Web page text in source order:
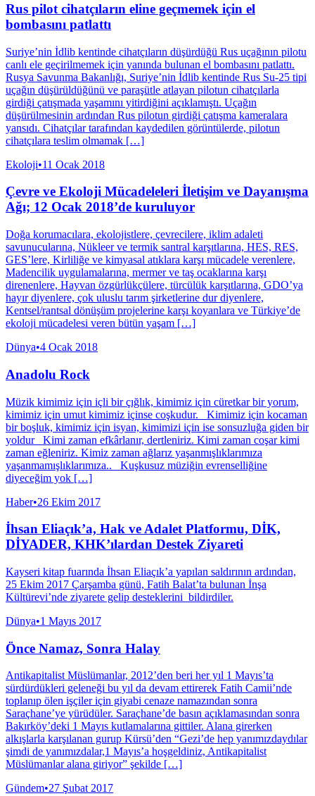
Rus pilot cihatçıların eline geçmemek için el
bombasını patlattı
Suriye’nin İdlib kentinde cihatçıların düşürdüğü Rus uçağının pilotu
canlı ele geçirilmemek için yanında bulunan el bombasını patlattı.
Rusya Savunma Bakanlığı, Suriye’nin İdlib kentinde Rus Su-25 tipi
uçağın düşürüldüğünü ve paraşütle atlayan pilotun cihatçılarla
girdiği çatışmada yaşamını yitirdiğini açıklamıştı. Uçağın
düşürülmesinin ardından Rus pilotun girdiği çatışma kameralara
yansıdı. Cihatçılar tarafından kaydedilen görüntülerde, pilotun
cihatçılara teslim olmamak […]
Ekoloji•11 Ocak 2018
Çevre ve Ekoloji Mücadeleleri İletişim ve Dayanışma
Ağı; 12 Ocak 2018’de kuruluyor
Doğa korumacılara, ekolojistlere, çevrecilere, iklim adaleti
savunucularına, Nükleer ve termik santral karşıtlarına, HES, RES,
GES’lere, Kirliliğe ve kimyasal atıklara karşı mücadele verenlere,
Madencilik uygulamalarına, mermer ve taş ocaklarına karşı
direnenlere, Hayvan özgürlükçülere, türcülük karşıtlarına, GDO’ya
hayır diyenlere, çok uluslu tarım şirketlerine dur diyenlere,
Kentsel/rantsal dönüşüm projelerine karşı koyanlara ve Türkiye’de
ekoloji mücadelesi veren bütün yaşam […]
Dünya•4 Ocak 2018
Anadolu Rock
Müzik kimimiz için içli bir çığlık, kimimiz için cüretkar bir yorum,
kimimiz için umut kimimiz içinse coşkudur. Kimimiz için kocaman
bir boşluk, kimimiz için isyan, kimimizi için ise sonsuzluğa giden bir
yoldur Kimi zaman efkârlanır, dertleniriz. Kimi zaman coşar kimi
zaman eğleniriz. Kimiz zaman ağlarız yaşanmışlıklarımıza
yaşanmamışlıklarımıza.. Kuşkusuz müziğin evrenselliğine
diyeceğim yok […]
Haber•26 Ekim 2017
İhsan Eliaçık’a, Hak ve Adalet Platformu, DİK,
DİYADER, KHK’ılardan Destek Ziyareti
Kayseri kitap fuarında İhsan Eliaçık’a yapılan saldırının ardından,
25 Ekim 2017 Çarşamba günü, Fatih Balat’ta bulunan İnşa
Kültürevi’nde ziyarete gelip desteklerini bildirdiler.
Dünya•1 Mayıs 2017
Önce Namaz, Sonra Halay
Antikapitalist Müslümanlar, 2012’den beri her yıl 1 Mayıs’ta
sürdürdükleri geleneği bu yıl da devam ettirerek Fatih Camii’nde
toplanıp ölen işçiler için giyabi cenaze namazından sonra
Saraçhane’ye yürüdüler. Saraçhane’de basın açıklamasından sonra
Bakırköy’deki 1 Mayıs kutlamalarına gittiler. Alana girerken
alkışlarla karşılanan gurup Kürsü’den “Gezi’de hep yanımızdaydılar
şimdi de yanımızdalar,1 Mayıs’a hoşgeldiniz, Antikapitalist
Müslümanlar alana giriyor” şekilde […]
Gündem•27 Şubat 2017